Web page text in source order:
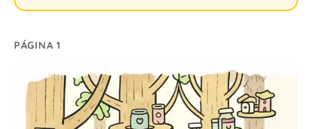
PÁGINA 1